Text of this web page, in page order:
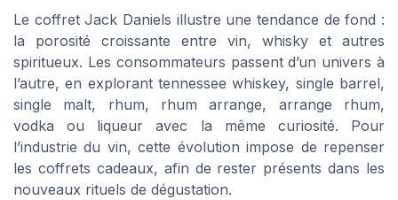
Le coffret Jack Daniels illustre une tendance de fond :
la porosité croissante entre vin, whisky et autres
spiritueux. Les consommateurs passent d’un univers à
l’autre, en explorant tennessee whiskey, single barrel,
single malt, rhum, rhum arrange, arrange rhum,
vodka ou liqueur avec la même curiosité. Pour
l’industrie du vin, cette évolution impose de repenser
les coffrets cadeaux, afin de rester présents dans les
nouveaux rituels de dégustation.